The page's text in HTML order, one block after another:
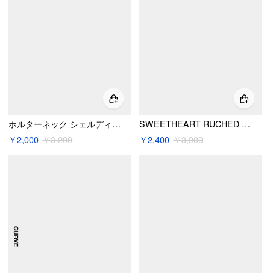
ホルターネック シェルディテール トライアングル ローライズ ビキニセット
￥2,000 ￥3,200
SWEETHEART RUCHED HALTER フルカバレッジ ビキニセット
￥2,400 ￥3,900